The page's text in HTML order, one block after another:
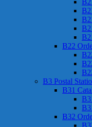
B22
B3 Postal
B31
B32